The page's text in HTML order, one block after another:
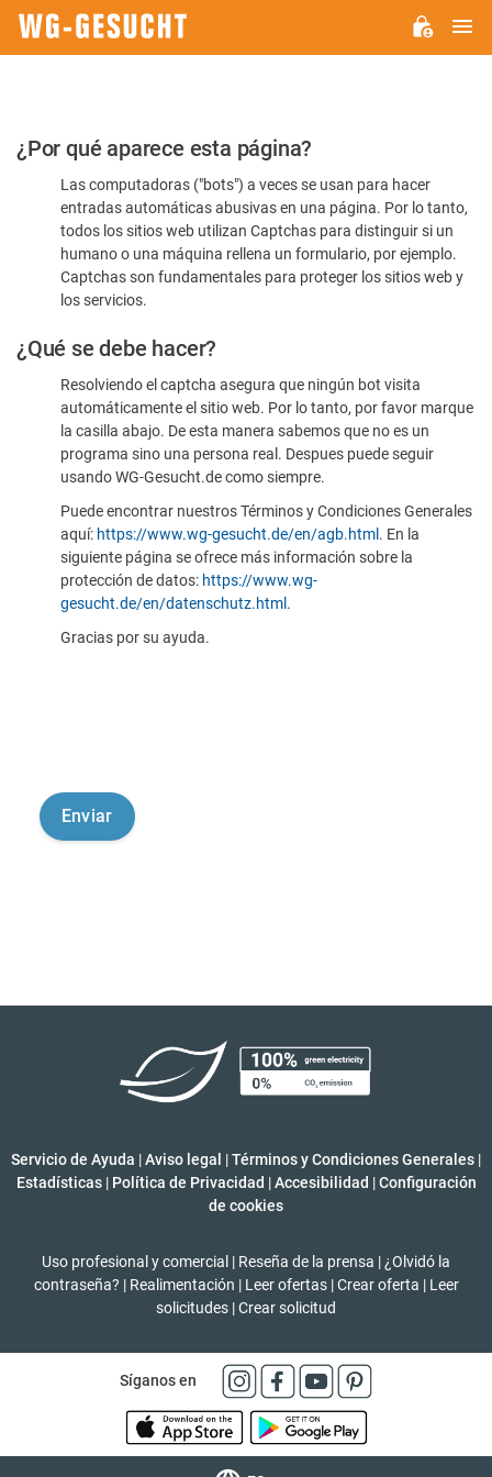
Por
favor,
confirme
humano
¿Por qué aparece esta página?
Las computadoras ("bots") a veces se usan para hacer
entradas automáticas abusivas en una página. Por lo tanto,
todos los sitios web utilizan Captchas para distinguir si un
humano o una máquina rellena un formulario, por ejemplo.
Captchas son fundamentales para proteger los sitios web y
los servicios.
¿Qué se debe hacer?
Resolviendo el captcha asegura que ningún bot visita
automáticamente el sitio web. Por lo tanto, por favor marque
la casilla abajo. De esta manera sabemos que no es un
programa sino una persona real. Despues puede seguir
usando WG-Gesucht.de como siempre.
Puede encontrar nuestros Términos y Condiciones Generales
aquí: https://www.wg-gesucht.de/en/agb.html . En la
siguiente página se ofrece más información sobre la
protección de datos: https://www.wg-
gesucht.de/en/datenschutz.html .
Gracias por su ayuda.
Servicio de Ayuda |Aviso legal |Términos y Condiciones Generales |
Estadísticas | Política de Privacidad | Accesibilidad | Configuración
de cookies
Uso profesional y comercial | Reseña de la prensa | ¿Olvidó la
contraseña? | Realimentación | Leer ofertas | Crear oferta | Leer
solicitudes |Crear solicitud
Síganos en